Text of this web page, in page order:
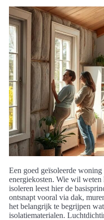
Een goed geïsoleerde
energiekosten. Wie wil
isoleren leest hier de
ontsnapt vooral via dak,
het belangrijk te begrijpen
isolatiematerialen.